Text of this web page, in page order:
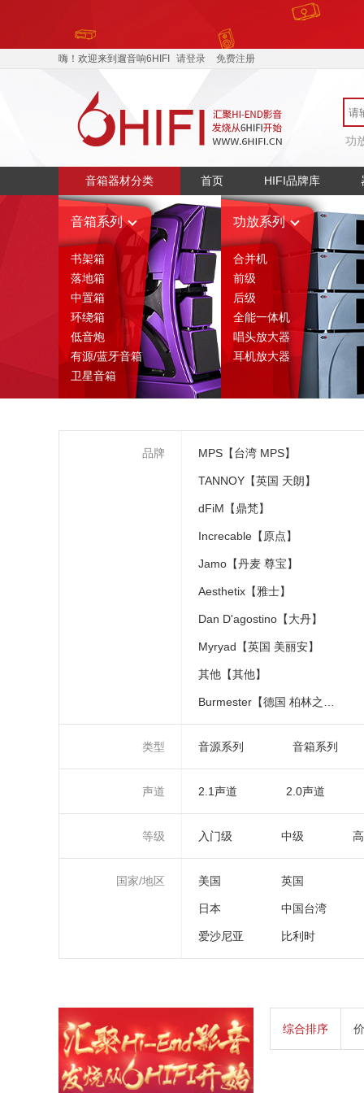
嗨！欢迎来到遛音响6HIFI 请登录 免费注册
功
音箱器材分类 首页 HIFI品牌库
音箱系列
书架箱
落地箱
中置箱
环绕箱
低音炮
有源/蓝牙音箱
卫星音箱
功放系列
合并机
前级
后级
全能一体机
唱头放大器
耳机放大器
品牌 MPS【台湾 MPS】
TANNOY【英国 天朗】
dFiM【鼎梵】
Increcable【原点】
Jamo【丹麦 尊宝】
Aesthetix【雅士】
Dan D'agostino【大丹】
Myryad【英国 美丽安】
其他【其他】
类型 音源系列 音箱系列
声道 2.1声道 2.0声道
等级 入门级 中级
国家/地区 美国 英国
日本 中国台湾
爱沙尼亚 比利时
综合排序